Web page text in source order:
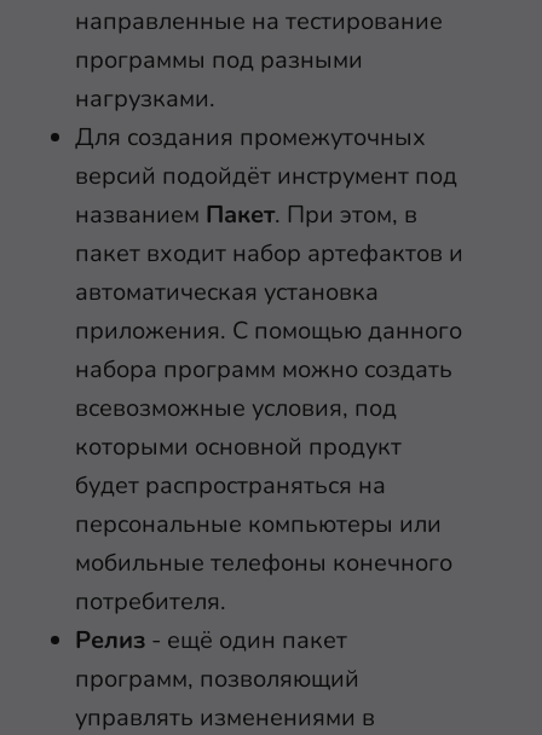
направленные на тестирование
программы под разными
нагрузками.
Для создания промежуточных
версий подойдёт инструмент под
названием Пакет. При этом, в
пакет входит набор артефактов и
автоматическая установка
приложения. С помощью данного
набора программ можно создать
всевозможные условия, под
которыми основной продукт
будет распространяться на
персональные компьютеры или
мобильные телефоны конечного
потребителя.
Релиз - ещё один пакет
программ, позволяющий
управлять изменениями в